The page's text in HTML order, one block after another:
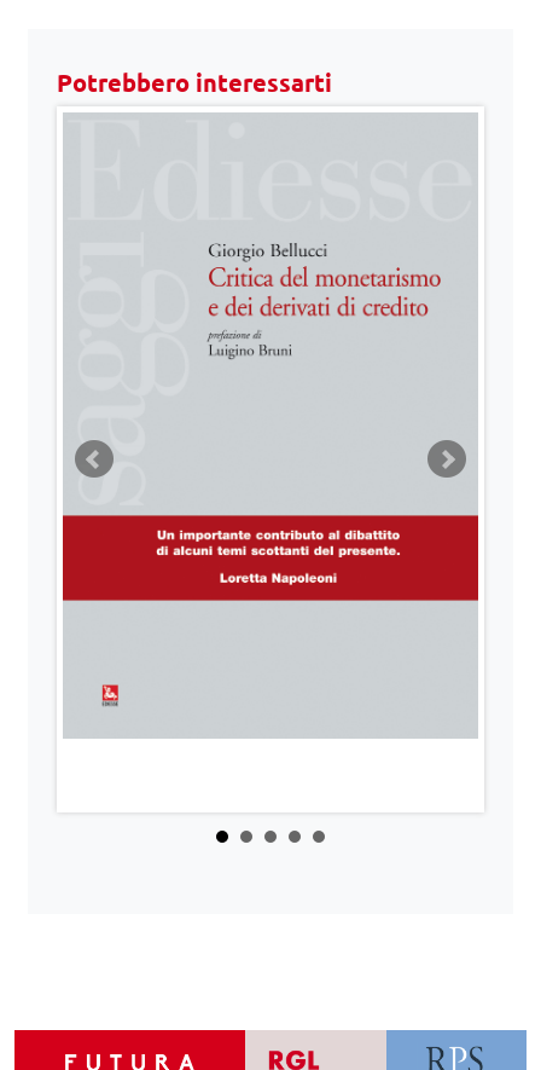
Potrebbero interessarti